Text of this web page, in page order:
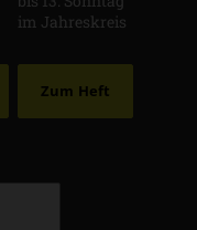
im Jahreskreis
Zum Heft